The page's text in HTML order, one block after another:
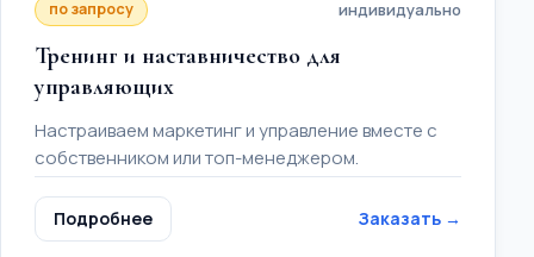
по запросу индивидуально
Тренинг и наставничество для
управляющих
Настраиваем маркетинг и управление вместе с
собственником или топ-менеджером.
Подробнее Заказать →